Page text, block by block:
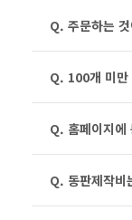
Q. 주문하는
Q. 100개 미만
Q. 홈페이지에
Q. 동판제작비